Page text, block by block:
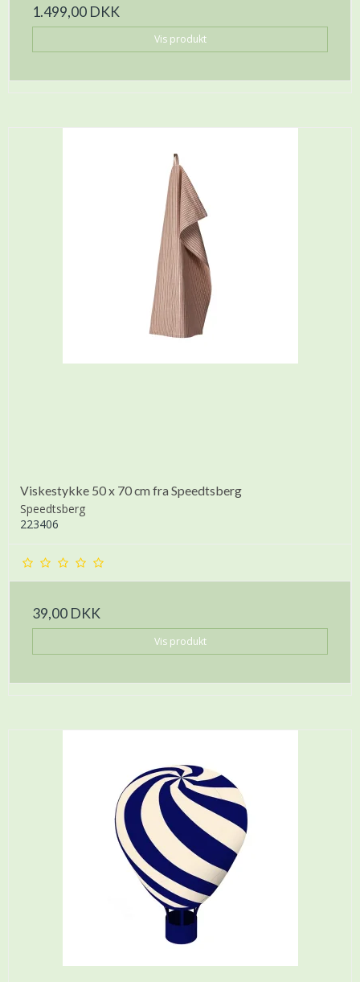
1.499,00 DKK
Vis produkt
Viskestykke 50 x 70 cm fra Speedtsberg
Speedtsberg
223406
39,00 DKK
Vis produkt